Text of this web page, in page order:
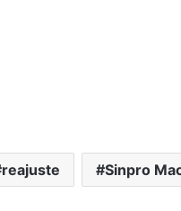
reajuste Sinpro